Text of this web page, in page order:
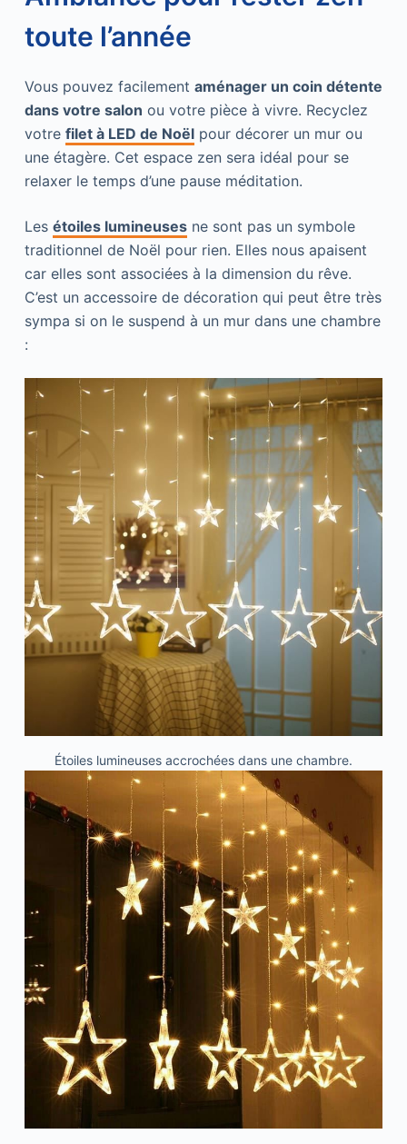
toute l’année
Vous pouvez facilement aménager un coin détente
dans votre salon ou votre pièce à vivre. Recyclez
votre filet à LED de Noëlpour décorer un mur ou
une étagère. Cet espace zen sera idéal pour se
relaxer le temps d’une pause méditation.
Les étoiles lumineusesne sont pas un symbole
traditionnel de Noël pour rien. Elles nous apaisent
car elles sont associées à la dimension du rêve.
C’est un accessoire de décoration qui peut être très
sympa si on le suspend à un mur dans une chambre
:
Étoiles lumineuses accrochées dans une chambre.